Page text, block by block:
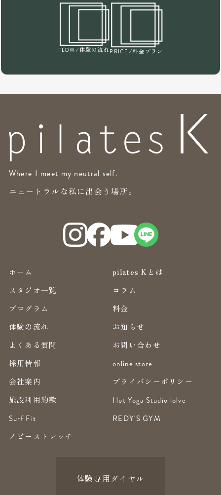
FLOW /体験の流れPRICE /料金プラン
Where I meet my neutral self.
ニュートラルな私に出会う場所。
ホーム
pilates Kとは
スタジオ一覧
コラム
プログラム
料金
体験の流れ
お知らせ
よくある質問
お問い合わせ
採用情報
online store
会社案内
プライバシーポリシー
施設利用約款
Hot Yoga Studio lolve
Surf Fit
REDY'S GYM
ノビーストレッチ
体験専用ダイヤル